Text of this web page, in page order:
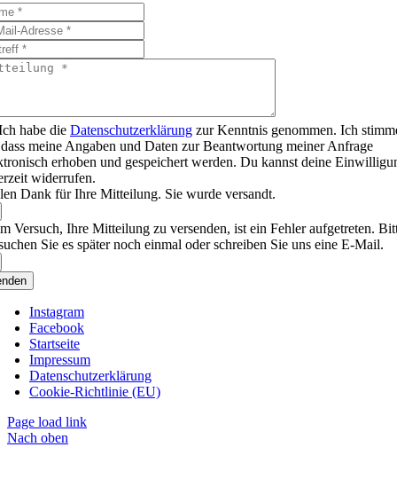
habe die Datenschutzerklärung zur Kenntnis genommen. Ich
meine Angaben und Daten zur Beantwortung meiner Anfrage
erhoben und gespeichert werden. Du kannst deine
widerrufen.
Dank für Ihre Mitteilung. Sie wurde versandt.
Versuch, Ihre Mitteilung zu versenden, ist ein Fehler aufgetreten.
Sie es später noch einmal oder schreiben Sie uns eine E-Mail.
Instagram
Facebook
Startseite
Impressum
Datenschutzerklärung
Cookie-Richtlinie (EU)
Page load link
Nach oben